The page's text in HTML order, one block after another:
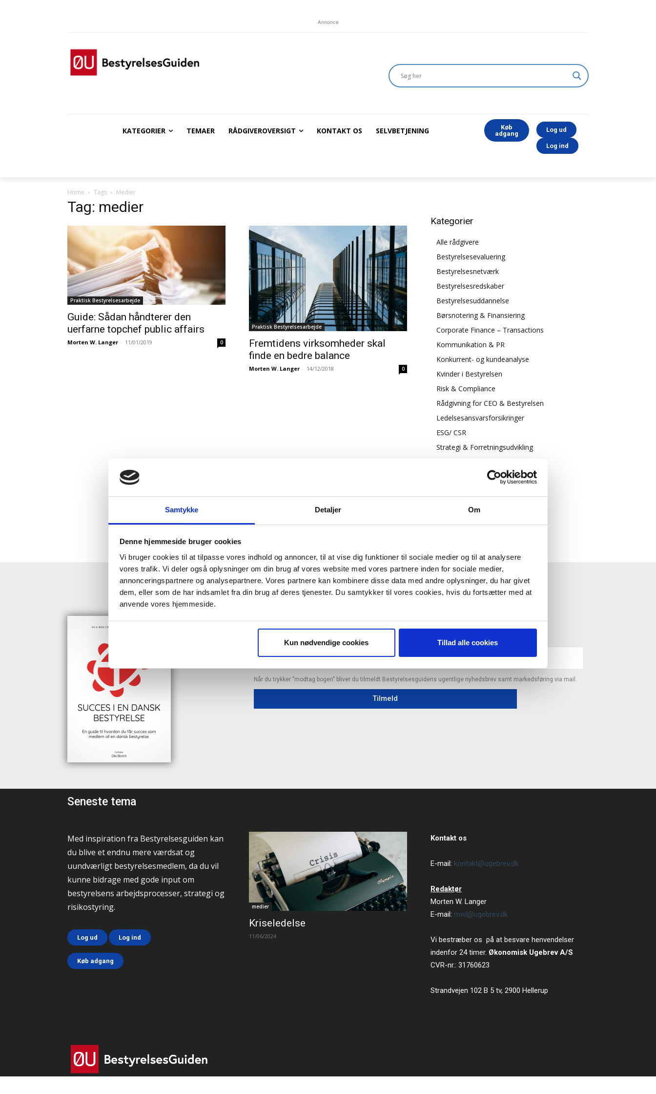
Samtykke Detaljer Om
Denne hjemmeside bruger cookies
Vi bruger cookies til at tilpasse vores indhold og annoncer, til at vise dig funktioner til sociale medier og til at analysere
vores trafik. Vi deler også oplysninger om din brug af vores website med vores partnere inden for sociale medier,
annonceringspartnere og analysepartnere. Vores partnere kan kombinere disse data med andre oplysninger, du har givet
dem, eller som de har indsamlet fra din brug af deres tjenester. Du samtykker til vores cookies, hvis du fortsætter med at
anvende vores hjemmeside.
Kun nødvendige cookies Tillad alle cookies
Annonce
KATEGORIER TEMAER RÅDGIVEROVERSIGT KONTAKT OS SELVBETJENING
Køb
adgang
Log ud
Log ind
Home Tags Medier
Tag: medier
Praktisk Bestyrelsesarbejde
Guide: Sådan håndterer den
uerfarne topchef public affairs
Morten W. Langer - 11/01/2019 0
Praktisk Bestyrelsesarbejde
Fremtidens virksomheder skal
finde en bedre balance
Morten W. Langer - 14/12/2018 0
Kategorier
Alle rådgivere
Bestyrelsesevaluering
Bestyrelsesnetværk
Bestyrelsesredskaber
Bestyrelsesuddannelse
Børsnotering & Finansiering
Corporate Finance – Transactions
Kommunikation & PR
Konkurrent- og kundeanalyse
Kvinder i Bestyrelsen
Risk & Compliance
Rådgivning for CEO & Bestyrelsen
Ledelsesansvarsforsikringer
ESG/ CSR
Strategi & Forretningsudvikling
HENT GRATIS E-BOG "SUCCES I EN DANSK BESTYRELSE"
Når du trykker "modtag bogen" bliver du tilmeldt Bestyrelsesguidens ugentlige nyhedsbrev samt markedsføring via mail.
Tilmeld
Seneste tema
Med inspiration fra Bestyrelsesguiden kan
du blive et endnu mere værdsat og
uundværligt bestyrelsesmedlem, da du vil
kunne bidrage med gode input om
bestyrelsens arbejdsprocesser, strategi og
risikostyring.
Log ud Log ind
Køb adgang
medier
Kriseledelse
11/06/2024
Kontakt os
E-mail: kontakt@ugebrev.dk
Redaktør
Morten W. Langer
E-mail: mwl@ugebrev.dk
Vi bestræber os på at besvare henvendelser
indenfor 24 timer. Økonomisk Ugebrev A/S
CVR-nr.: 31760623
Strandvejen 102 B 5 tv, 2900 Hellerup